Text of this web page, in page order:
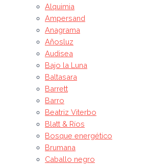
Alquimia
Ampersand
Anagrama
Añosluz
Audisea
Bajo la Luna
Baltasara
Barrett
Barro
Beatriz Viterbo
Blatt & Ríos
Bosque energético
Brumana
Caballo negro